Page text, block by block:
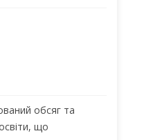
обсяг та
що